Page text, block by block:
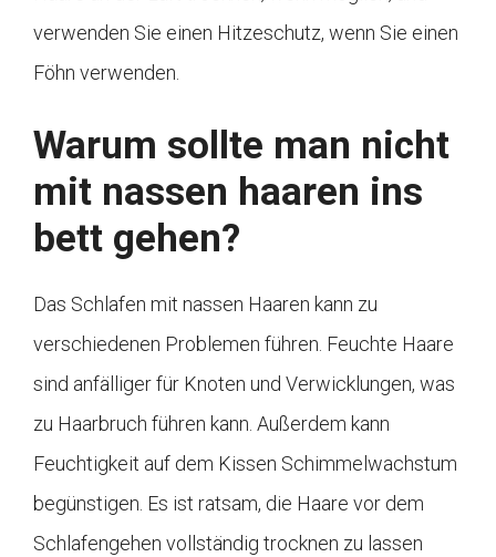
verwenden Sie einen Hitzeschutz, wenn Sie einen
Föhn verwenden.
Warum sollte man nicht
mit nassen haaren ins
bett gehen?
Das Schlafen mit nassen Haaren kann zu
verschiedenen Problemen führen. Feuchte Haare
sind anfälliger für Knoten und Verwicklungen, was
zu Haarbruch führen kann. Außerdem kann
Feuchtigkeit auf dem Kissen Schimmelwachstum
begünstigen. Es ist ratsam, die Haare vor dem
Schlafengehen vollständig trocknen zu lassen